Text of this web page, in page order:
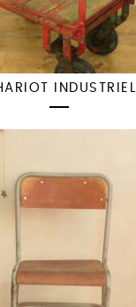
INDUSTRIEL